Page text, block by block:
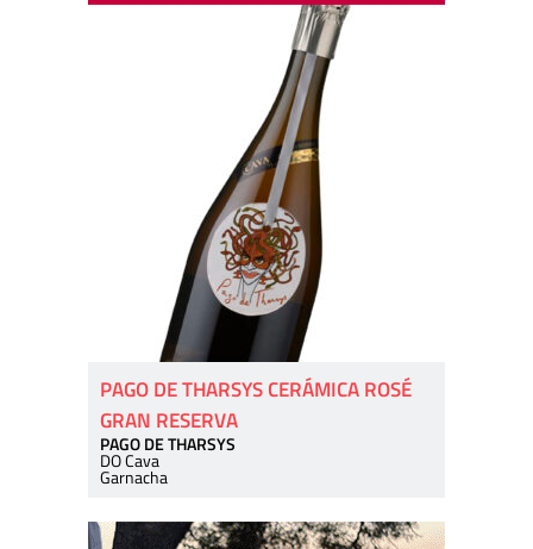
PAGO DE THARSYS CERÁMICA ROSÉ
GRAN RESERVA
PAGO DE THARSYS
DO Cava
Garnacha